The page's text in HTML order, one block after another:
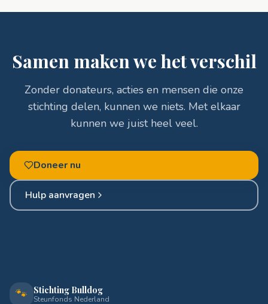
Samen maken we het verschil
Zonder donateurs, acties en mensen die onze
stichting delen, kunnen we niets. Met elkaar
kunnen we juist heel veel.
Doneer nu
Hulp aanvragen
🐾 Stichting Bulldog
Steunfonds Nederland